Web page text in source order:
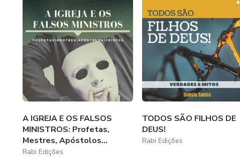
- Discipulado: Os Quadro Pilares do Discipulado;
E muitos outros títulos disponíveis no MERCADO HOTMART.
A IGREJA E OS FALSOS
MINISTROS: Profetas,
Mestres, Apóstolos...
Rabi Edições
TODOS SÃO FILHOS DE
DEUS!
Rabi Edições